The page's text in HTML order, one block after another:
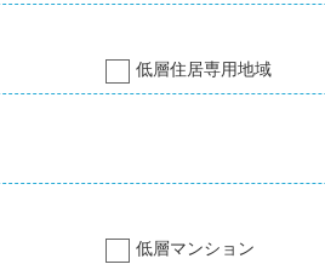
低層住居専用地域
低層マンション